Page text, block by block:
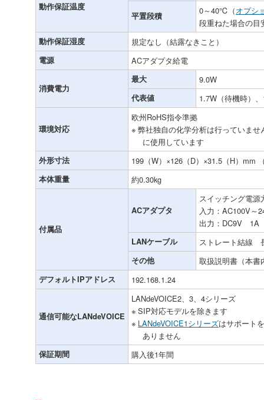
動作保証温度
平置段積 0～40℃（オプシ
段重ねた場合の目
動作保証湿度 規定なし（結露なきこと）
電源 ACアダプタ給電
消費電力
最大 9.0W
代表値 1.7W（待機時）
環境対応
欧州RoHS指令準拠
※ 弊社独自の化学分析は行っていま
に使用しています
外形寸法 199（W）×126（D）×31.5（H）mm
本体重量 約0.30kg
付属品
ACアダプタ
スイッチング電源
入力：AC100V
出力：DC9V 1A
LANケーブル ストレート結線
その他 取扱説明書（本書
デフォルトIPアドレス 192.168.1.24
通信可能なLANdeVOICE
LANdeVOICE2、3、4シリーズ
※ SIP対応モデルを除きます
※ LANdeVOICE1シリーズはサポート
ありません
保証期間 購入後1年間